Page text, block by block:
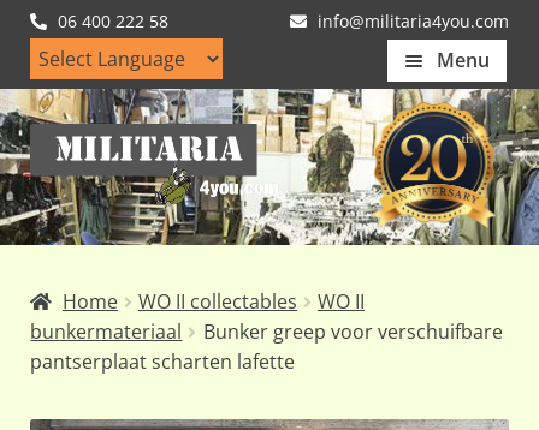
06 400 222 58 info@militaria4you.com
Menu
Home
Artikelen
Nieuws
Klantfotos
Mijn Account
Ga
door
naar
navigatie
Ga
naar
de
inhoud
Home WO II collectables
WO II
bunkermateriaal
Bunker greep voor verschuifbare
pantserplaat scharten lafette